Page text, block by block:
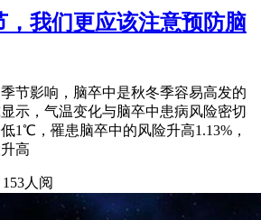
，我们更应该注意预防脑
节影响，脑卒中是秋冬季容易高发的
示，气温变化与脑卒中患病风险密切
1℃，罹患脑卒中的风险升高1.13%，
高
153人阅